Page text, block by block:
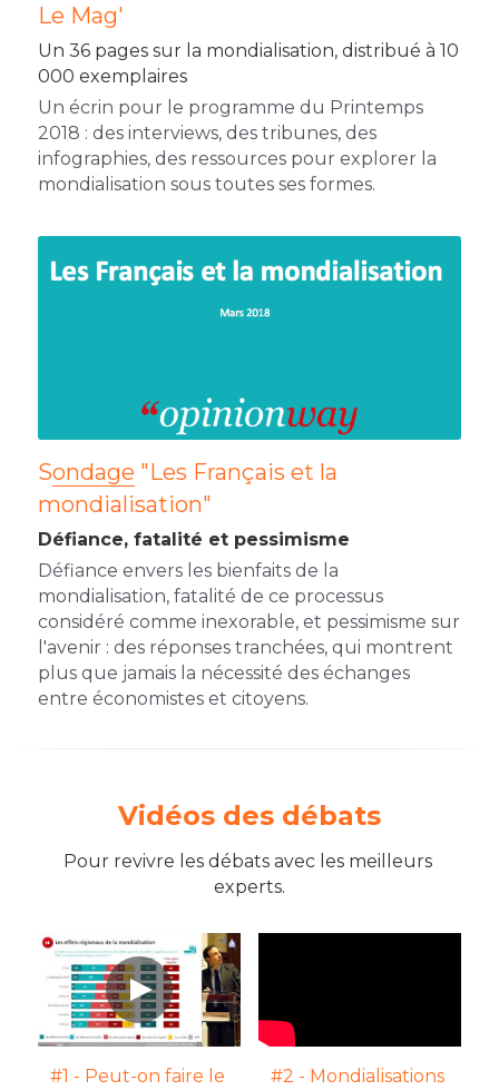
Le Mag'
Un 36 pages sur la mondialisation, distribué à 10
000 exemplaires
Un écrin pour le programme du Printemps
2018 : des interviews, des tribunes, des
infographies, des ressources pour explorer la
mondialisation sous toutes ses formes.
Sondage "Les Français et la
mondialisation"
Défiance, fatalité et pessimisme
Défiance envers les bienfaits de la
mondialisation, fatalité de ce processus
considéré comme inexorable, et pessimisme sur
l'avenir : des réponses tranchées, qui montrent
plus que jamais la nécessité des échanges
entre économistes et citoyens.
Vidéos des débats
Pour revivre les débats avec les meilleurs
experts.
#1 - Peut-on faire le
#2 - Mondialisations